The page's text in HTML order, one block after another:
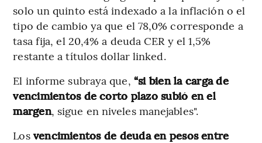
solo un quinto está indexado a la inflación o el
tipo de cambio ya que el 78,0% corresponde a
tasa fija, el 20,4% a deuda CER y el 1,5%
restante a títulos dollar linked.
El informe subraya que, “si bien la carga de
vencimientos de corto plazo subió en el
margen, sigue en niveles manejables".
Los vencimientos de deuda en pesos entre